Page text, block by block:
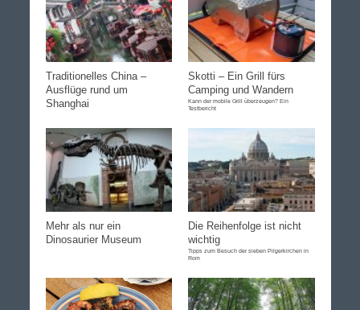
Traditionelles China –
Ausflüge rund um
Shanghai
Skotti – Ein Grill fürs
Camping und Wandern
Kann der mobile Grill überzeugen? Ein
Testbericht
Mehr als nur ein
Dinosaurier Museum
Die Reihenfolge ist nicht
wichtig
Tipps zum Besuch der sieben Pilgerkirchen in
Rom